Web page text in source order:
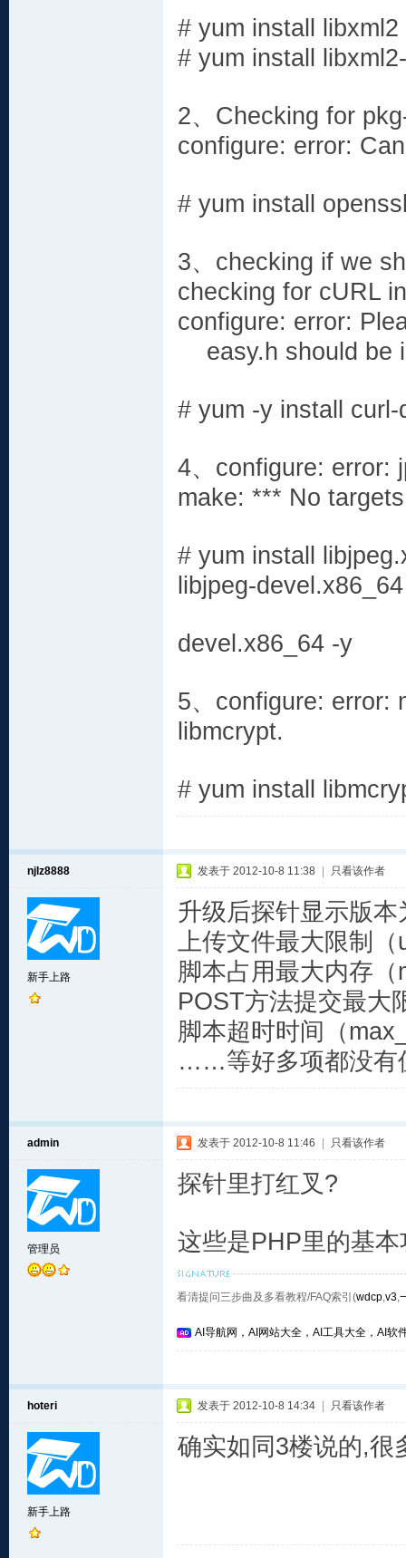
# yum install libxml2
# yum install
2、Checking for
configure: error:
# yum install
3、checking if we
checking for cURL
configure: error:
easy.h should be
# yum -y install curl-
4、configure: error:
make: *** No
# yum install
libjpeg-
devel.x86_64 -y
5、configure: error:
libmcrypt.
# yum install
njlz8888
新手上路
发表于 2012-10-8 11:38 只看该作者
升级后探针显示版
上传文件最大限制
脚本占用最大内存
POST方法提交最大
脚本超时时间（
……等好多项都没有
admin
管理员
发表于 2012-10-8 11:46 只看该作者
探针里打红叉?
这些是PHP里的基
看清提问三步曲及多看教程/FAQ索引(wdcp,v3,
AI导航网，AI网站大全，AI工具大全，AI软
hoteri
新手上路
发表于 2012-10-8 14:34 只看该作者
确实如同3楼说的,很